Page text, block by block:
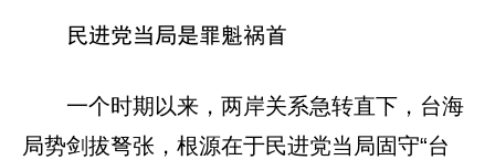
民进党当局是罪魁祸首
一个时期以来，两岸关系急转直下，台海
局势剑拔弩张，根源在于民进党当局固守“台